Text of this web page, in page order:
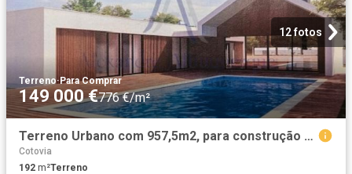
12 fotos
Terreno·Para Comprar
149 000 €776 €/m²
Terreno Urbano com 957,5m2, para construção de uma ou duas moradias isoladas, com arquitetura livre
Cotovia
192 m²Terreno